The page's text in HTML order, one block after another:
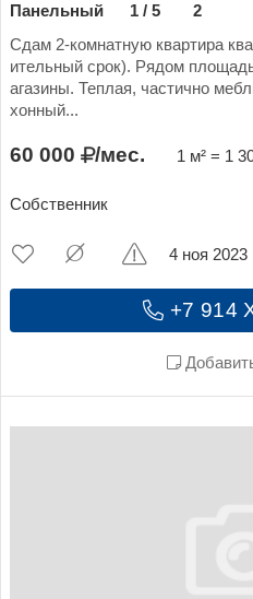
Панельный 1 / 5 2
Сдам 2-комнатную квартира
ительный срок). Рядом
агазины. Теплая, частично
хонный...
60 000 /мес. 1 м² = 1
Собственник
+7 914
4 ноя 2023